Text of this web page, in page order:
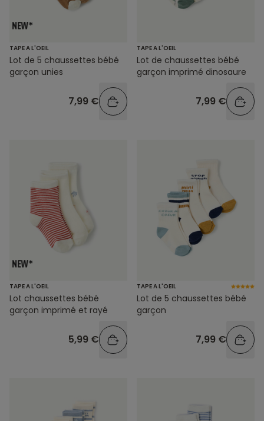
TAPE A L'OEIL
Lot de 5 chaussettes bébé
garçon unies
7,99 €
TAPE A L'OEIL
Lot de chaussettes bébé
garçon imprimé dinosaure
7,99 €
TAPE A L'OEIL
Lot chaussettes bébé
garçon imprimé et rayé
5,99 €
TAPE A L'OEIL
Lot de 5 chaussettes bébé
garçon
7,99 €